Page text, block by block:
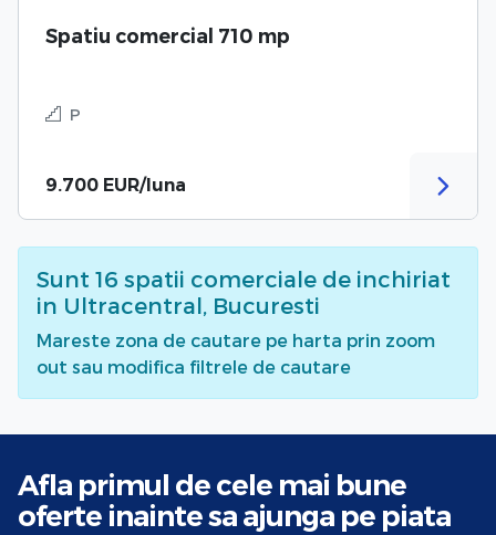
Spatiu comercial 710 mp
P
9.700 EUR/luna
Sunt 16 spatii comerciale de inchiriat
in Ultracentral, Bucuresti
Mareste zona de cautare pe harta prin zoom
out sau modifica filtrele de cautare
Afla primul de cele mai bune
oferte inainte sa ajunga pe piata